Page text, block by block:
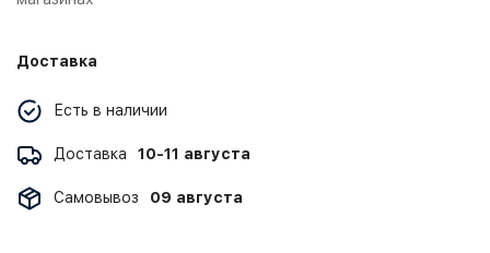
Доставка
Есть в наличии
Доставка 10-11 августа
Самовывоз 09 августа